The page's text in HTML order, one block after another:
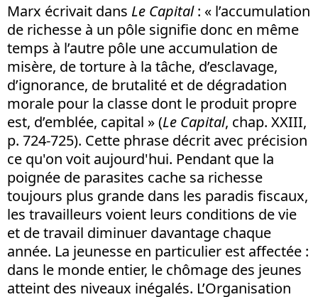
Marx écrivait dans Le Capital: « l’accumulation
de richesse à un pôle signifie donc en même
temps à l’autre pôle une accumulation de
misère, de torture à la tâche, d’esclavage,
d’ignorance, de brutalité et de dégradation
morale pour la classe dont le produit propre
est, d’emblée, capital » (Le Capital, chap. XXIII,
p. 724-725). Cette phrase décrit avec précision
ce qu'on voit aujourd'hui. Pendant que la
poignée de parasites cache sa richesse
toujours plus grande dans les paradis fiscaux,
les travailleurs voient leurs conditions de vie
et de travail diminuer davantage chaque
année. La jeunesse en particulier est affectée :
dans le monde entier, le chômage des jeunes
atteint des niveaux inégalés. L’Organisation